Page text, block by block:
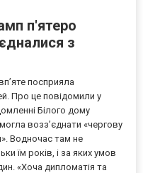
п'ятеро
з
посприяла
Про це повідомили у
Білого дому
возз’єднати «чергову
Водночас там не
їм років, і за яких умов
«Хоча дипломатія та